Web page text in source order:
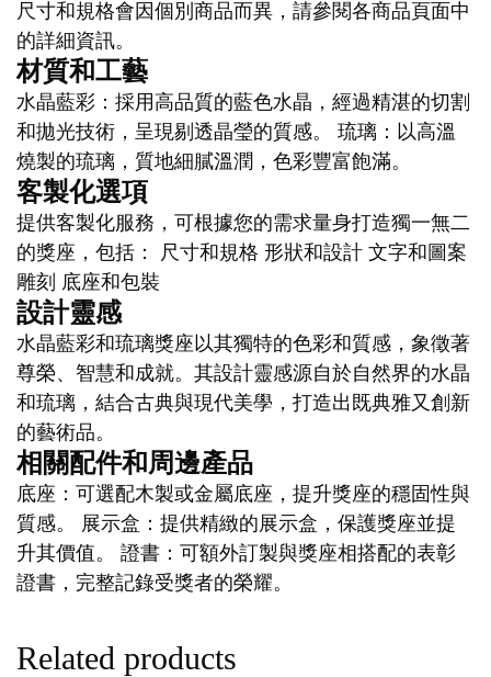
尺寸和規格會因個別商品而異，請參閱各商品頁面中
的詳細資訊。
材質和工藝
水晶藍彩：採用高品質的藍色水晶，經過精湛的切割
和拋光技術，呈現剔透晶瑩的質感。 琉璃：以高溫
燒製的琉璃，質地細膩溫潤，色彩豐富飽滿。
客製化選項
提供客製化服務，可根據您的需求量身打造獨一無二
的獎座，包括： 尺寸和規格 形狀和設計 文字和圖案
雕刻 底座和包裝
設計靈感
水晶藍彩和琉璃獎座以其獨特的色彩和質感，象徵著
尊榮、智慧和成就。其設計靈感源自於自然界的水晶
和琉璃，結合古典與現代美學，打造出既典雅又創新
的藝術品。
相關配件和周邊產品
底座：可選配木製或金屬底座，提升獎座的穩固性與
質感。 展示盒：提供精緻的展示盒，保護獎座並提
升其價值。 證書：可額外訂製與獎座相搭配的表彰
證書，完整記錄受獎者的榮耀。
Related products